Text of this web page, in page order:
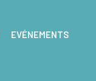
EVÉNEMENTS